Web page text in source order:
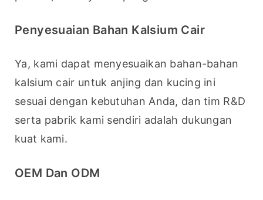
Penyesuaian Bahan Kalsium Cair
Ya, kami dapat menyesuaikan bahan-bahan
kalsium cair untuk anjing dan kucing ini
sesuai dengan kebutuhan Anda, dan tim R&D
serta pabrik kami sendiri adalah dukungan
kuat kami.
OEM Dan ODM